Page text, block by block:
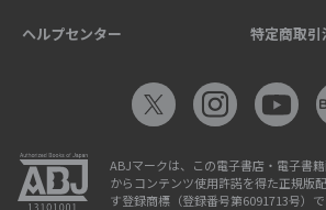
ヘルプセンター 特定商取引
ABJマークは、この電子書店・電子書
からコンテンツ使用許諾を得た正規版
す登録商標（登録番号第6091713号）で